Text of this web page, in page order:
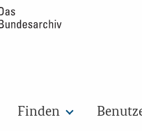
Finden